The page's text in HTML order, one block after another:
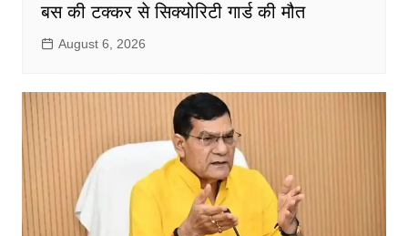
बस की टक्कर से सिक्योरिटी गार्ड की मौत
August 6, 2026